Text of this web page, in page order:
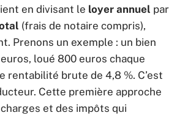
en divisant le loyer annuel par
(frais de notaire compris),
Prenons un exemple : un bien
loué 800 euros chaque
rentabilité brute de 4,8 %. C’est
Cette première approche
et des impôts qui